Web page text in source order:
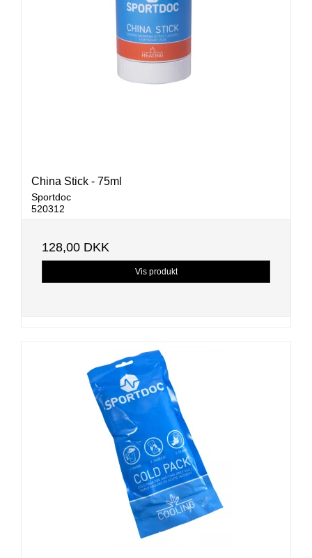
China Stick - 75ml
Sportdoc
520312
128,00 DKK
Vis produkt